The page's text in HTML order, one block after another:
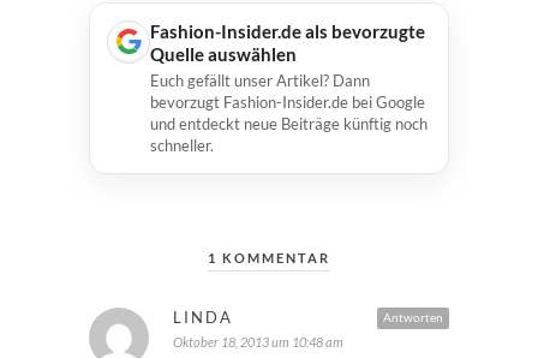
Fashion-Insider.de als bevorzugte
Quelle auswählen
Euch gefällt unser Artikel? Dann
bevorzugt Fashion-Insider.de bei Google
und entdeckt neue Beiträge künftig noch
schneller.
1 KOMMENTAR
Antworten
LINDA
Oktober 18, 2013 um 10:48 am